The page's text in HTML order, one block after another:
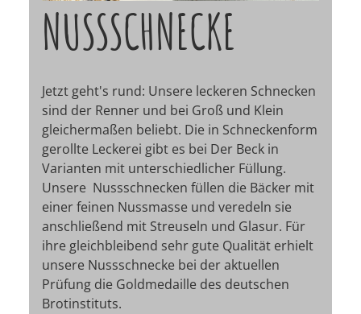
NUSSSCHNECKE
Jetzt geht's rund: Unsere leckeren Schnecken
sind der Renner und bei Groß und Klein
gleichermaßen beliebt. Die in Schneckenform
gerollte Leckerei gibt es bei Der Beck in
Varianten mit unterschiedlicher Füllung.
Unsere Nussschnecken füllen die Bäcker mit
einer feinen Nussmasse und veredeln sie
anschließend mit Streuseln und Glasur. Für
ihre gleichbleibend sehr gute Qualität erhielt
unsere Nussschnecke bei der aktuellen
Prüfung die Goldmedaille des deutschen
Brotinstituts.